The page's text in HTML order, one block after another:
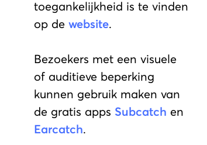
toegankelijkheid is te vinden
op de website.
Bezoekers met een visuele
of auditieve beperking
kunnen gebruik maken van
de gratis apps Subcatch en
Earcatch.